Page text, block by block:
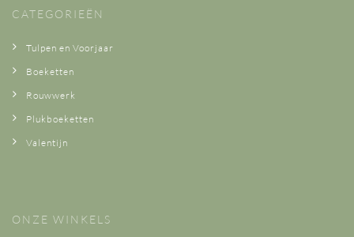
CATEGORIEËN
Tulpen en Voorjaar
Boeketten
Rouwwerk
Plukboeketten
Valentijn
ONZE WINKELS